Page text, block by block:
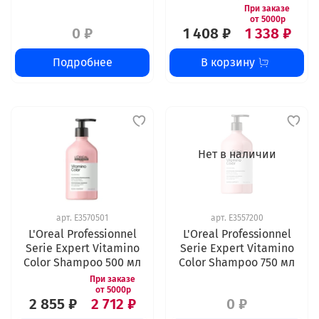
0 ₽
Подробнее
1 408 ₽ 1 338 ₽
В корзину
арт. E3570501
L'Oreal Professionnel
Serie Expert Vitamino
Color Shampoo 500 мл
2 855 ₽ 2 712 ₽
Нет в наличии
арт. E3557200
L'Oreal Professionnel
Serie Expert Vitamino
Color Shampoo 750 мл
0 ₽